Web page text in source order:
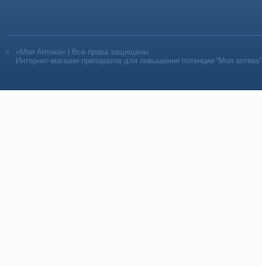
«Моя Аптека» | Все права защищены
Интернет-магазин препаратов для повышения потенции “Моя